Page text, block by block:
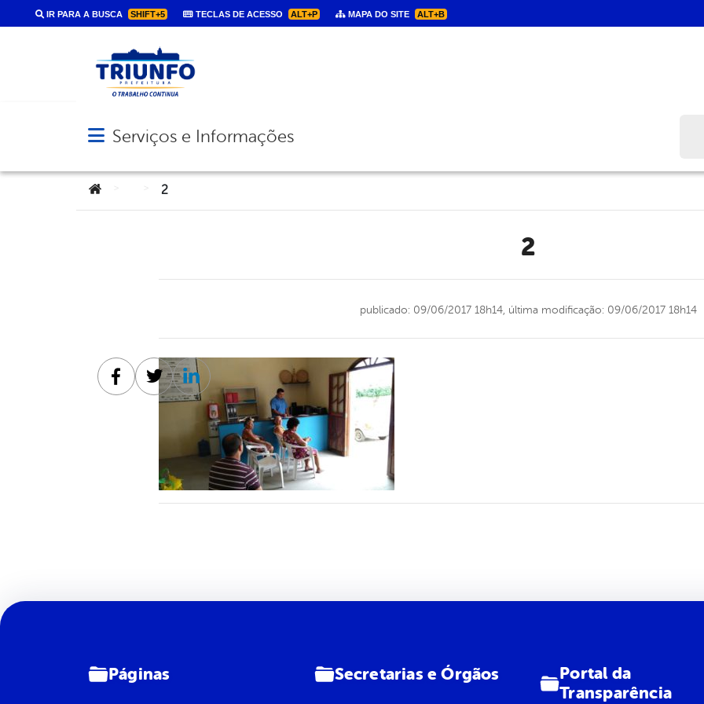
IR PARA A BUSCA SHIFT+5 TECLAS DE ACESSO ALT+P MAPA DO SITE ALT+B
Abrir menu principal de navegação
Serviços e Informações
Você está aqui:
2
2
publicado: 09/06/2017 18h14, última modificação: 09/06/2017 18h14
Facebook
TwitterLinkedin
Páginas Secretarias e Órgãos
Portal da
Transparência